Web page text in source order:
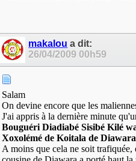
makalou a dit:
26/04/2009 00h59
Salam
On devine encore que les
J'ai appris à la dernière minute
Bouguéri Diadiabé Sisibé Kilé
Xoxolémé de Koitala de Diawara
A moins que cela ne soit